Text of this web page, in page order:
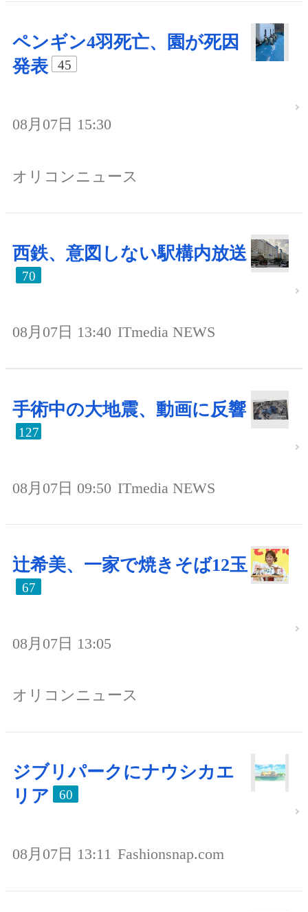
ペンギン4羽死亡、園が死因
発表
45
08月07日 15:30
オリコンニュース
西鉄、意図しない駅構内放送
70
08月07日 13:40 ITmedia NEWS
手術中の大地震、動画に反響
127
08月07日 09:50 ITmedia NEWS
辻希美、一家で焼きそば12玉
67
08月07日 13:05
オリコンニュース
ジブリパークにナウシカエ
リア
60
08月07日 13:11 Fashionsnap.com